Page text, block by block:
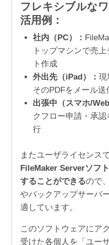
フレキシブルな
活用例：
社内（PC）：
トップマシンで売
ト作成
外出先（iPad）： 現
そのPDFをメール送
出張中（スマホ/Web
クフロー申請・承
行
またユーザライセンスで
FileMaker Serverソフ
することができるので
やバックアップサーバ
適しています。
このソフトウェアにア
受けた各個人を「ユー